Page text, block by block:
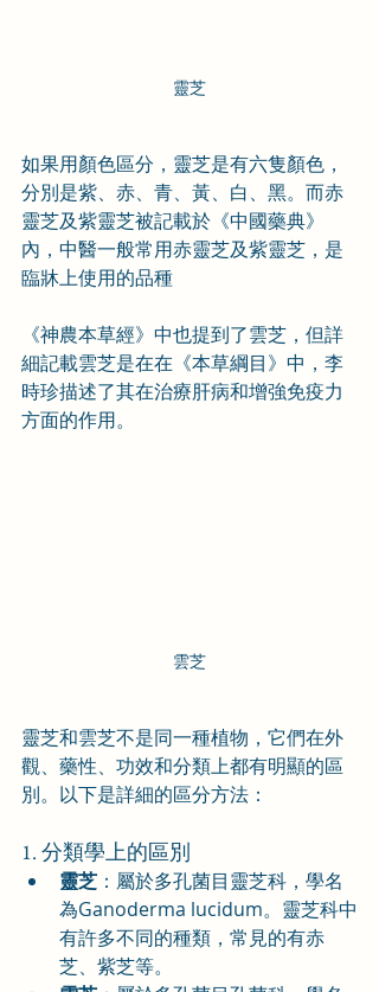
靈芝
如果用顏色區分，靈芝是有六隻顏色，
分別是紫、赤、青、黃、白、黑。而赤
靈芝及紫靈芝被記載於《中國藥典》
內，中醫一般常用赤靈芝及紫靈芝，是
臨牀上使用的品種
《神農本草經》中也提到了雲芝，但詳
細記載雲芝是在在《本草綱目》中，李
時珍描述了其在治療肝病和增強免疫力
方面的作用。
雲芝
靈芝和雲芝不是同一種植物，它們在外
觀、藥性、功效和分類上都有明顯的區
別。以下是詳細的區分方法：
1. 分類學上的區別
靈芝 ：屬於多孔菌目靈芝科，學名
為Ganoderma lucidum。靈芝科中
有許多不同的種類，常見的有赤
芝、紫芝等。